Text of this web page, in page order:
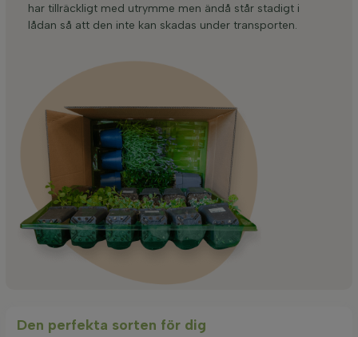
har tillräckligt med utrymme men ändå står stadigt i
lådan så att den inte kan skadas under transporten.
Den perfekta sorten för dig